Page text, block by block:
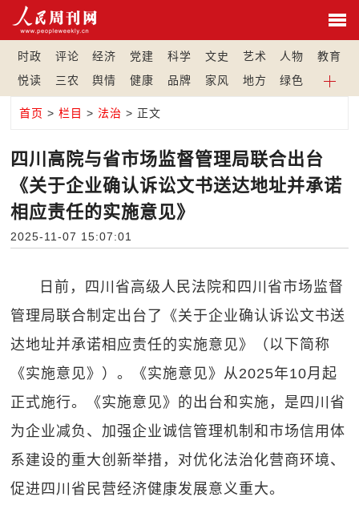
时政 评论 经济 党建 科学 文史 艺术 人物
教育
悦读
三农 舆情 健康 品牌 家风 地方 绿色
首页 >栏目 > 法治 > 正文
四川高院与省市场监督管理局联合出台
《关于企业确认诉讼文书送达地址并承诺
相应责任的实施意见》
2025-11-07 15:07:01
日前，四川省高级人民法院和四川省市场监督
管理局联合制定出台了《关于企业确认诉讼文书送
达地址并承诺相应责任的实施意见》（以下简称
《实施意见》）。《实施意见》从2025年10月起
正式施行。《实施意见》的出台和实施，是四川省
为企业减负、加强企业诚信管理机制和市场信用体
系建设的重大创新举措，对优化法治化营商环境、
促进四川省民营经济健康发展意义重大。